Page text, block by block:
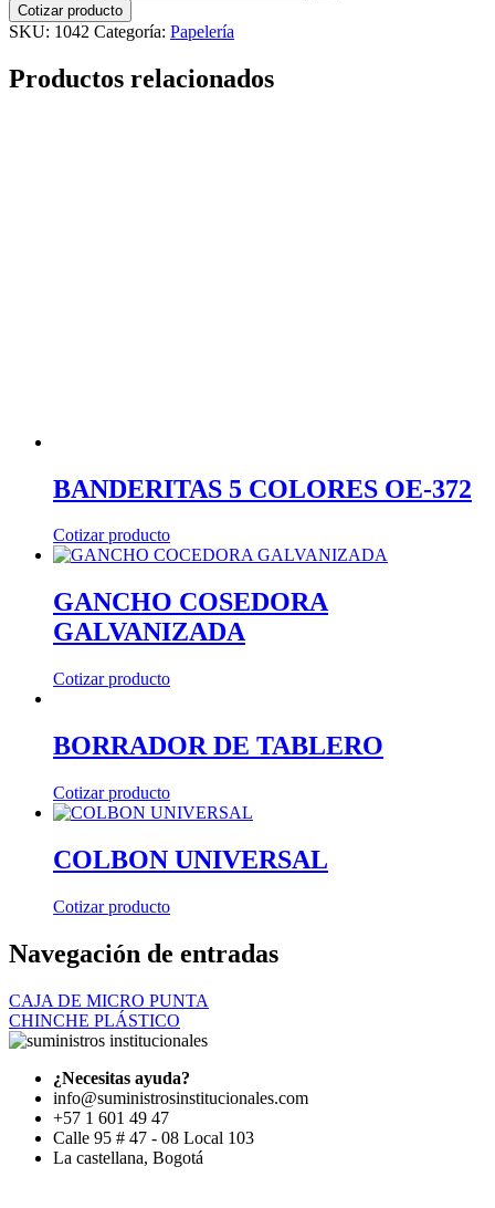
Cotizar producto
SKU: 1042 Categoría: Papelería
Productos relacionados
BANDERITAS 5 COLORES OE-372
Cotizar producto
GANCHO COSEDORA
GALVANIZADA
Cotizar producto
BORRADOR DE TABLERO
Cotizar producto
COLBON UNIVERSAL
Cotizar producto
Navegación de entradas
CAJA DE MICRO PUNTA
CHINCHE PLÁSTICO
¿Necesitas ayuda?
info@suministrosinstitucionales.com
+57 1 601 49 47
Calle 95 # 47 - 08 Local 103
La castellana, Bogotá